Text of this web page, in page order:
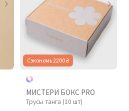
Сэкономь 2200 ₴
МИСТЕРИ БОКС PRO
Трусы танга (10 шт)